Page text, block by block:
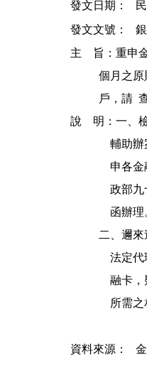
發文日期：
發文文號：
主    旨：重申
個
戶，請
說    明：一、
函辦理
二
資料來源：